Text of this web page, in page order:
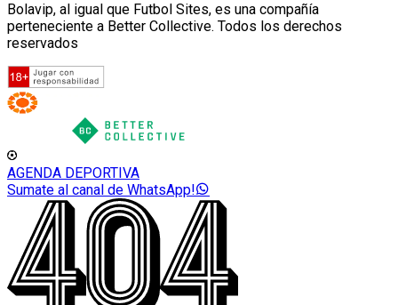
Bolavip, al igual que Futbol Sites, es una compañía
perteneciente a Better Collective. Todos los derechos
reservados
AGENDA DEPORTIVA
Sumate al canal de WhatsApp!